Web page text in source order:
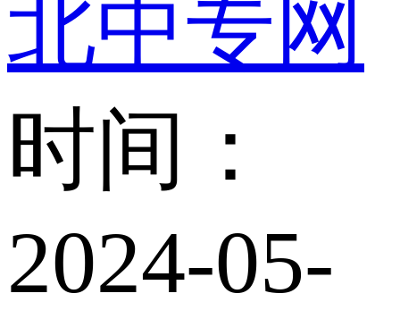
北中专网
时间：
2024-05-